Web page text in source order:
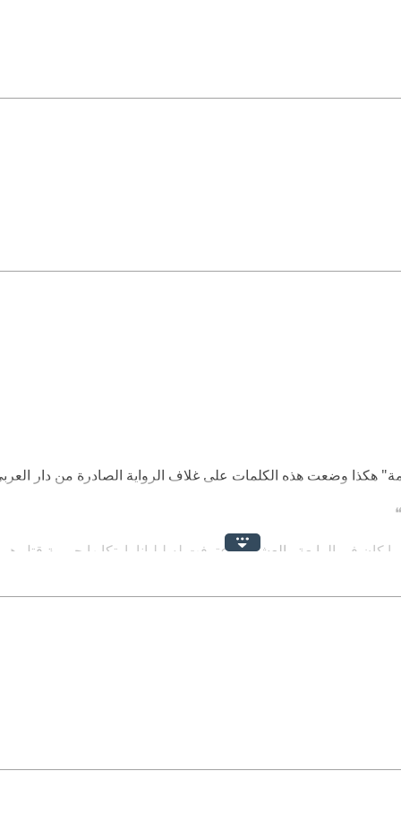
هكذا وضعت هذه الكلمات على غلاف الرواية الصادرة من دار
كان في الرابعة والعشرين اعترفت له ليليانا بارتكابها جريمة قتل هي
هو إلباتو يدخل ويحيي الجميع:
بعقدين قائلة: